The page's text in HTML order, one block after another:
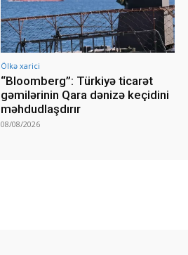
Ölkə xarici
“Bloomberg”: Türkiyə ticarət
gəmilərinin Qara dənizə keçidini
məhdudlaşdırır
08/08/2026